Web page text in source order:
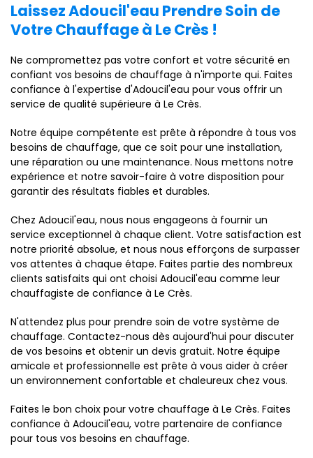
Laissez Adoucil'eau Prendre Soin de
Votre Chauffage à Le Crès !
Ne compromettez pas votre confort et votre sécurité en
confiant vos besoins de chauffage à n'importe qui. Faites
confiance à l'expertise d'Adoucil'eau pour vous offrir un
service de qualité supérieure à Le Crès.
Notre équipe compétente est prête à répondre à tous vos
besoins de chauffage, que ce soit pour une installation,
une réparation ou une maintenance. Nous mettons notre
expérience et notre savoir-faire à votre disposition pour
garantir des résultats fiables et durables.
Chez Adoucil'eau, nous nous engageons à fournir un
service exceptionnel à chaque client. Votre satisfaction est
notre priorité absolue, et nous nous efforçons de surpasser
vos attentes à chaque étape. Faites partie des nombreux
clients satisfaits qui ont choisi Adoucil'eau comme leur
chauffagiste de confiance à Le Crès.
N'attendez plus pour prendre soin de votre système de
chauffage. Contactez-nous dès aujourd'hui pour discuter
de vos besoins et obtenir un devis gratuit. Notre équipe
amicale et professionnelle est prête à vous aider à créer
un environnement confortable et chaleureux chez vous.
Faites le bon choix pour votre chauffage à Le Crès. Faites
confiance à Adoucil'eau, votre partenaire de confiance
pour tous vos besoins en chauffage.